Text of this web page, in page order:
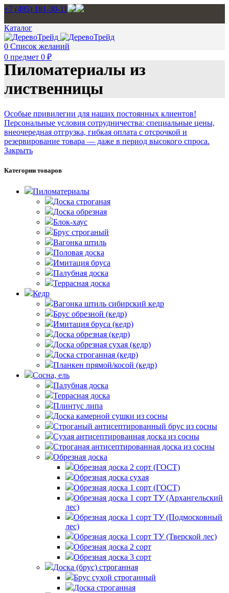
+7 (495) 181-30-11
Каталог
0 Список желаний
0 предмет 0 ₽
Пиломатериалы из
лиственницы
Особые привилегии для наших постоянных клиентов!
Персональные условия сотрудничества: специальные цены,
внеочередная отгрузка, гибкая оплата с отсрочкой и
резервирование товара — даже в период высокого спроса.
Закрыть
Категории товаров
Пиломатериалы
Доска строганая
Доска обрезная
Блок-хаус
Брус строганый
Вагонка штиль
Половая доска
Имитация бруса
Палубная доска
Террасная доска
Кедр
Вагонка штиль сибирский кедр
Брус обрезной (кедр)
Имитация бруса (кедр)
Доска обрезная (кедр)
Доска обрезная сухая (кедр)
Доска строганная (кедр)
Планкен прямой/косой (кедр)
Сосна, ель
Палубная доска
Террасная доска
Плинтус липа
Доска камерной сушки из сосны
Строганый антисептированный брус из сосны
Сухая антисептированная доска из сосны
Строганая антисептированная доска из сосны
Обрезная доска
Обрезная доска 2 сорт (ГОСТ)
Обрезная доска сухая
Обрезная доска 1 сорт (ГОСТ)
Обрезная доска 1 сорт ТУ (Архангельский
лес)
Обрезная доска 1 сорт ТУ (Подмосковный
лес)
Обрезная доска 1 сорт ТУ (Тверской лес)
Обрезная доска 2 сорт
Обрезная доска 3 сорт
Доска (брус) строганная
Брус сухой строганный
Доска строганная